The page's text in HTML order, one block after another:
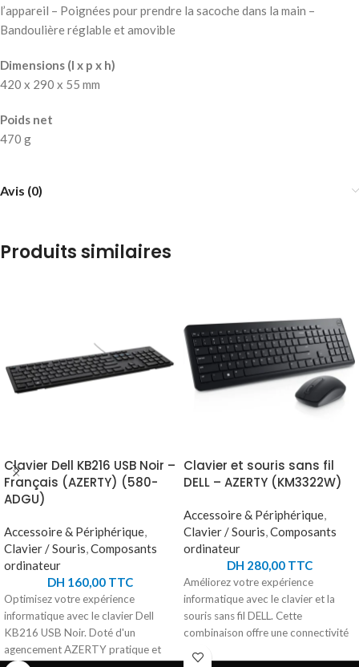
l’appareil – Poignées pour prendre la sacoche dans la main –
Bandoulière réglable et amovible
Dimensions (l x p x h)
420 x 290 x 55 mm
Poids net
470 g
Avis (0)
Produits similaires
Clavier Dell KB216 USB Noir –
Français (AZERTY) (580-
ADGU)
Accessoire & Périphérique,
Clavier / Souris,Composants
ordinateur
DH 160,00TTC
Optimisez votre expérience
informatique avec le clavier Dell
KB216 USB Noir. Doté d'un
agencement AZERTY pratique et
Clavier et souris sans fil
DELL – AZERTY (KM3322W)
Accessoire & Périphérique,
Clavier / Souris,Composants
ordinateur
DH 280,00TTC
Améliorez votre expérience
informatique avec le clavier et la
souris sans fil DELL. Cette
combinaison offre une connectivité